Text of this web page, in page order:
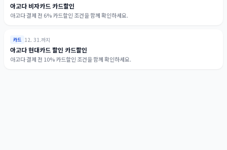
아고다 비자카드 카드할인
아고다 결제 전 6% 카드할인 조건을 함께 확인하세요.
카드 12. 31.까지
아고다 현대카드 할인 카드할인
아고다 결제 전 10% 카드할인 조건을 함께 확인하세요.